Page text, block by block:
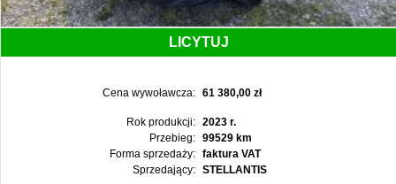
LICYTUJ
Cena wywoławcza: 61 380,00 zł
Rok produkcji:
2023 r.
Przebieg:
99529 km
Forma sprzedaży:
faktura VAT
Sprzedający:
STELLANTIS